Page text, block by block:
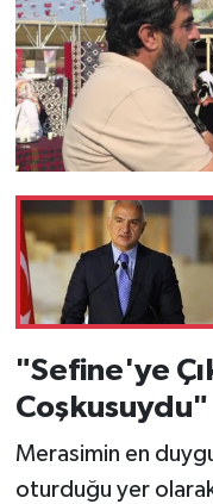
"Sefine'ye
Coşkusuydu"
Merasimin en
oturduğu yer